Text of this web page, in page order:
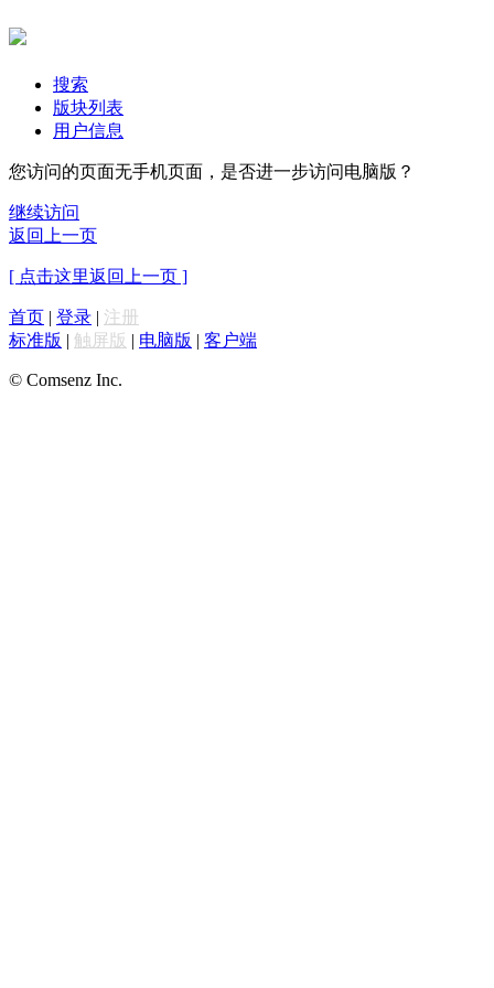
搜索
版块列表
用户信息
您访问的页面无手机页面，是否进一步访问电脑版？
继续访问
返回上一页
[ 点击这里返回上一页 ]
首页 | 登录 | 注册
标准版 | 触屏版 | 电脑版 | 客户端
© Comsenz Inc.